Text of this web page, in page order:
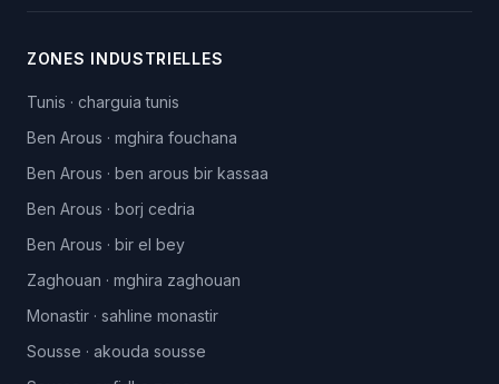
ZONES INDUSTRIELLES
Tunis · charguia tunis
Ben Arous · mghira fouchana
Ben Arous · ben arous bir kassaa
Ben Arous · borj cedria
Ben Arous · bir el bey
Zaghouan · mghira zaghouan
Monastir · sahline monastir
Sousse · akouda sousse